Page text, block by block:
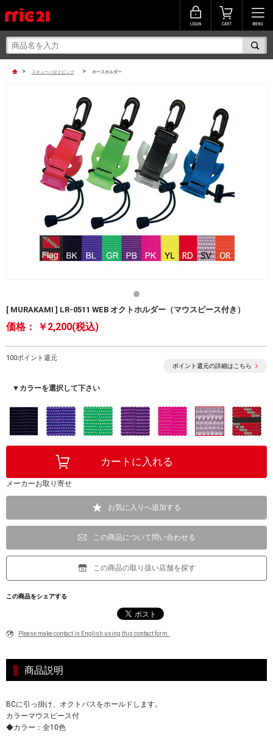
> スキューバダイビング > ホースホルダー
[ MURAKAMI ] LR-0511 WEB オクトホルダー（マウスピース付き）
価格： ￥2,200(税込)
100ポイント還元
ポイント還元の詳細はこちら
▼カラーを選択して下さい
メーカーお取り寄せ
お気に入りへ追加する
この商品について問い合わせる
この商品の取り扱い店舗を探す
この商品をシェアする
Please make contact in English using this contact form.
商品説明
BCに引っ掛け、オクトパスをホールドします。
カラーマウスピース付
◆カラー：全10色